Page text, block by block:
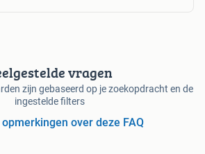
vragen
zijn gebaseerd op je zoekopdracht en de
ingestelde filters
opmerkingen over deze FAQ